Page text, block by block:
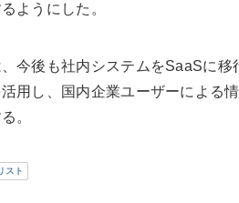
ようにした。
今後も社内システムをSaaSに移
用し、国内企業ユーザーによる
。
スト